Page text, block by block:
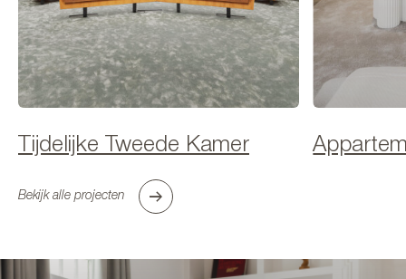
Tijdelijke Tweede Kamer
Bekijk alle projecten